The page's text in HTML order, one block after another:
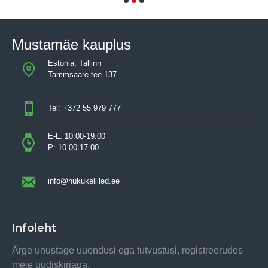
Mustamäe kauplus
Estonia, Tallinn
Tammsaare tee 137
Tel: +372 55 979 777
E-L: 10.00-19.00
P: 10.00-17.00
info@nukukelilled.ee
Infoleht
Ärge unustage uuendusi ega tutvustusi, registreerudes
meie uudiskirjaga.